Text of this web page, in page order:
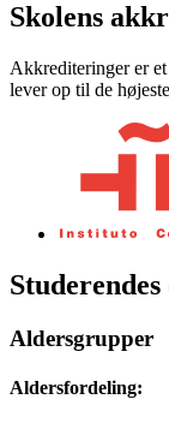
Skolens
Akkrediteringer er
lever op til de
Aldersgrupper
Aldersfordeling: